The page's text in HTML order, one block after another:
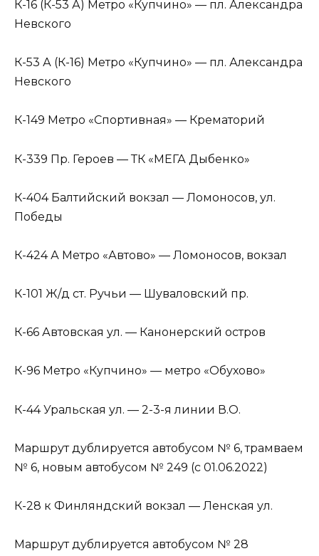
К-16 (К-53 А) Метро «Купчино» — пл. Александра
Невского
К-53 А (К-16) Метро «Купчино» — пл. Александра
Невского
К-149 Метро «Спортивная» — Крематорий
К-339 Пр. Героев — ТК «МЕГА Дыбенко»
К-404 Балтийский вокзал — Ломоносов, ул.
Победы
К-424 А Метро «Автово» — Ломоносов, вокзал
К-101 Ж/д ст. Ручьи — Шуваловский пр.
К-66 Автовская ул. — Канонерский остров
К-96 Метро «Купчино» — метро «Обухово»
К-44 Уральская ул. — 2-3-я линии В.О.
Маршрут дублируется автобусом № 6, трамваем
№ 6, новым автобусом № 249 (с 01.06.2022)
К-28 к Финляндский вокзал — Ленская ул.
Маршрут дублируется автобусом № 28